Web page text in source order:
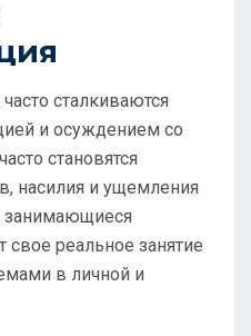
сталкиваются
и осуждением со
становятся
насилия и ущемления
реальное занятие
в личной и